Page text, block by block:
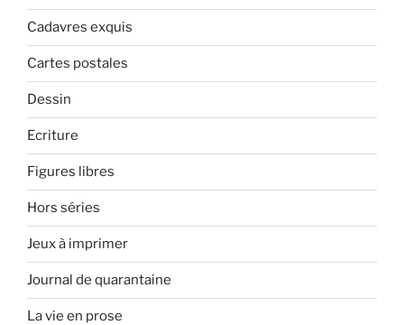
Cadavres exquis
Cartes postales
Dessin
Ecriture
Figures libres
Hors séries
Jeux à imprimer
Journal de quarantaine
La vie en prose